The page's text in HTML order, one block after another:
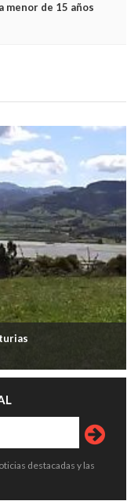
menor de 15 años
destacadas y las